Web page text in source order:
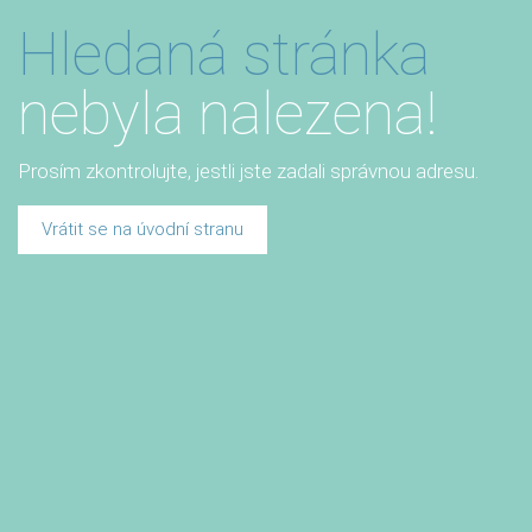
Hledaná stránka
nebyla nalezena!
Prosím zkontrolujte, jestli jste zadali správnou adresu.
Vrátit se na úvodní stranu